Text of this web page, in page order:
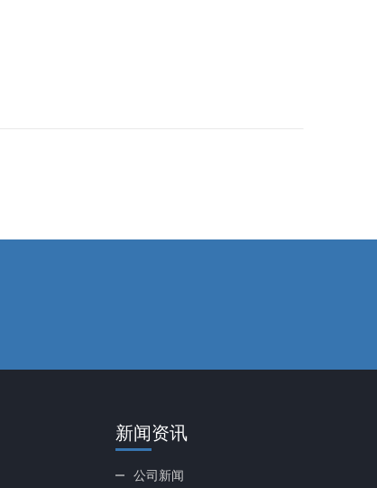
新闻资讯
公司新闻